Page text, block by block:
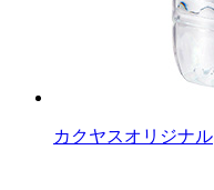
カクヤスオリジナル